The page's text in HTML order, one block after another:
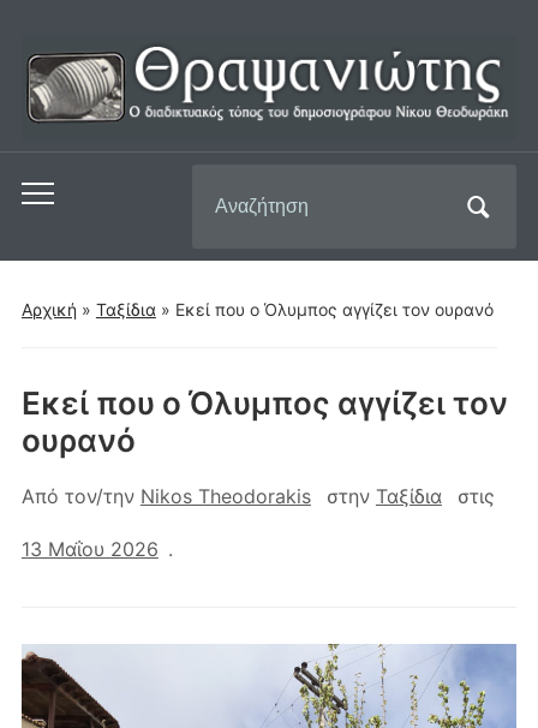
Εναλλαγή
μενού
για
για:
Αρχική » Ταξίδια » Εκεί που ο Όλυμπος αγγίζει τον ουρανό
Εκεί που ο Όλυμπος αγγίζει τον
ουρανό
Από τον/την Nikos Theodorakis στην Ταξίδια στις
13 Μαΐου 2026 .